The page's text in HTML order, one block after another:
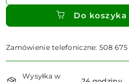
Do koszyka
Zamówienie telefoniczne: 508 675
Dostępność
Wysyłka w